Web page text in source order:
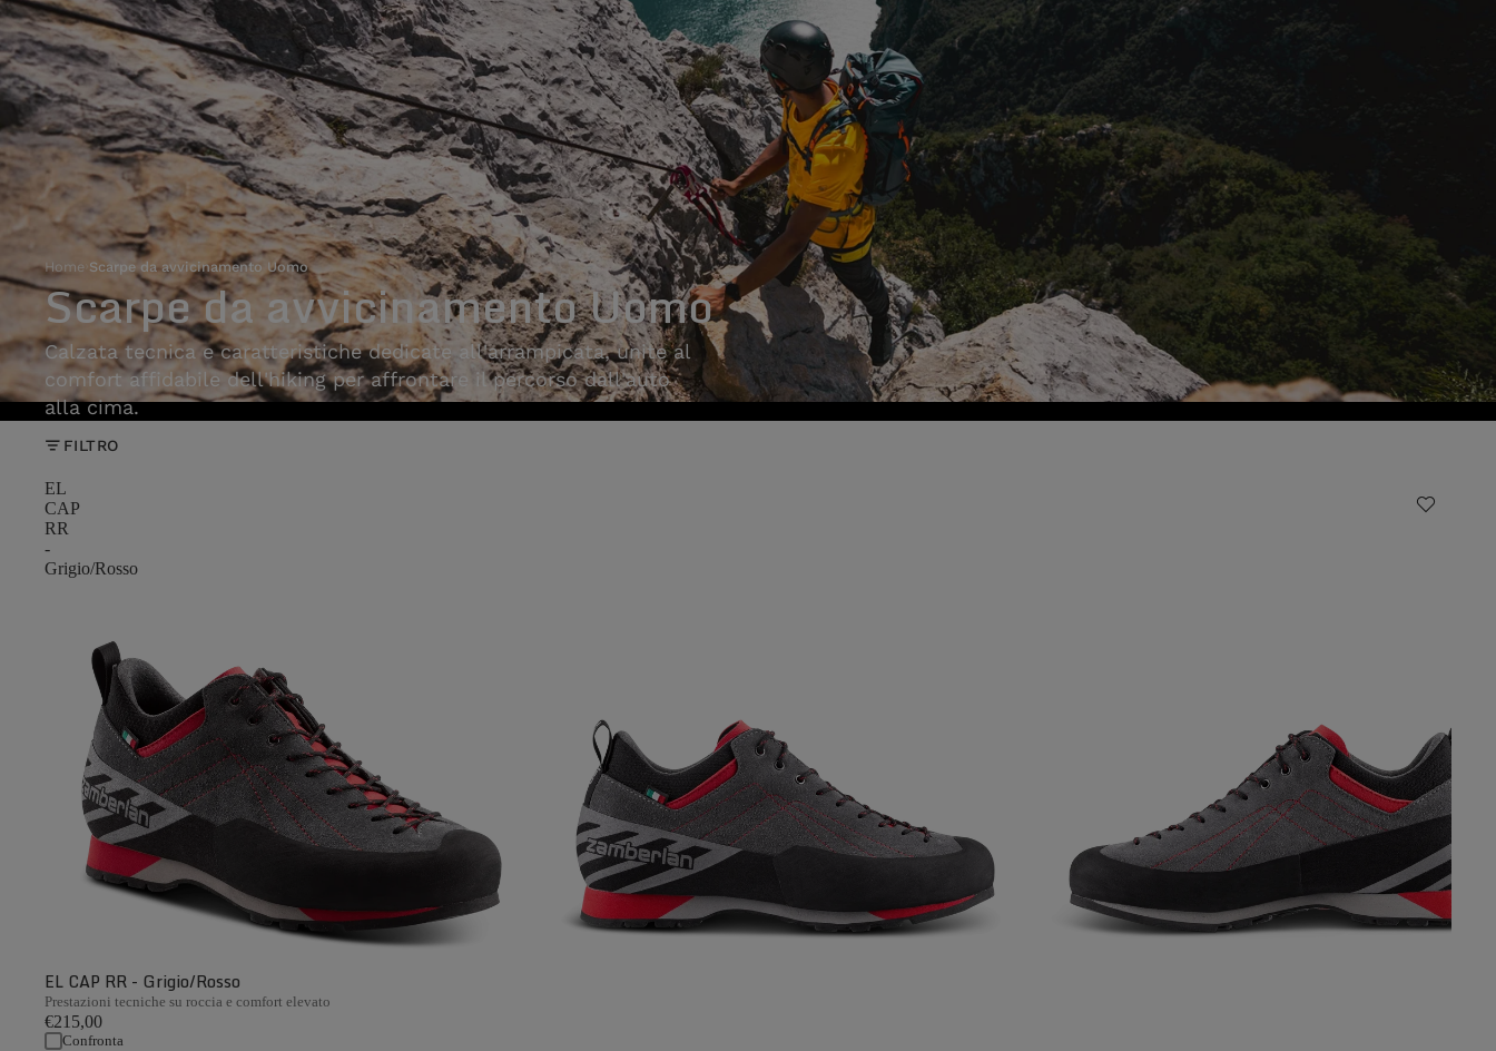
Home Scarpe da avvicinamento Uomo
Scarpe da avvicinamento Uomo
Calzata tecnica e caratteristiche dedicate all'arrampicata, unite al
comfort affidabile dell'hiking per affrontare il percorso dall'auto
alla cima.
FILTRO
EL
CAP
RR
-
Grigio/Rosso
EL CAP RR - Grigio/Rosso
Prestazioni tecniche su roccia e comfort elevato
€215,00
Confronta